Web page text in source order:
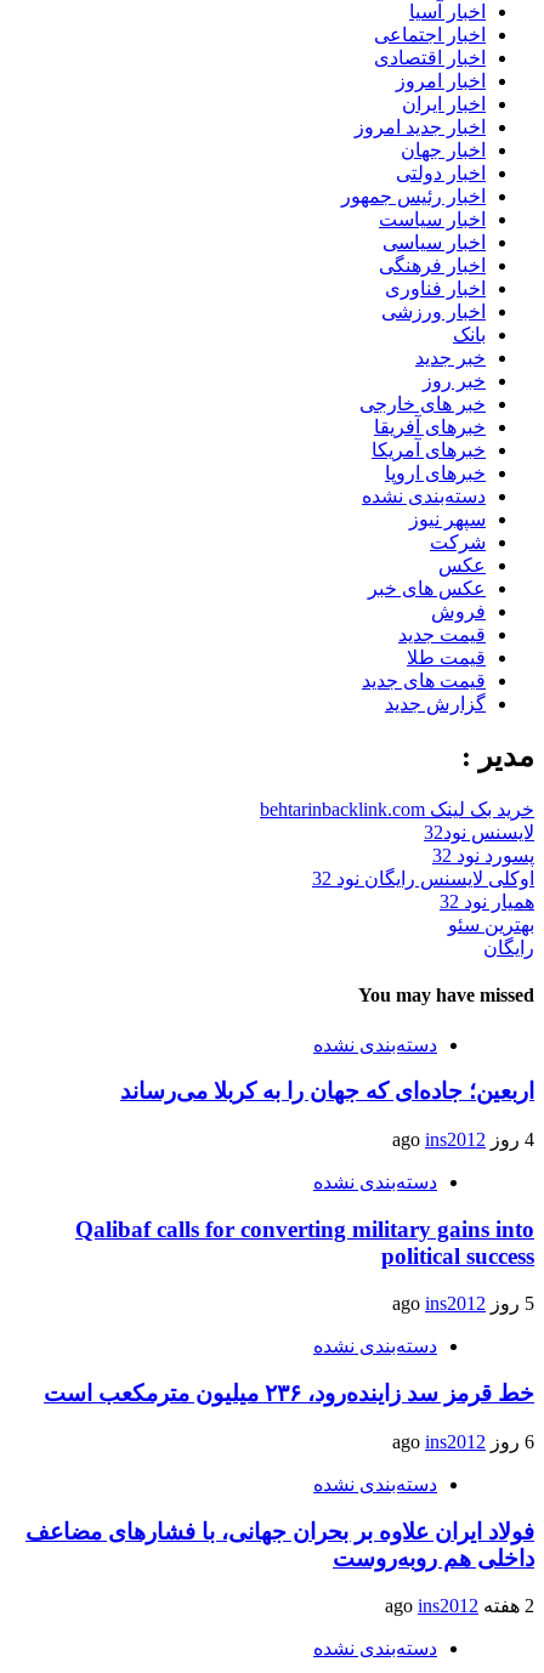
اخبار آسیا
اخبار اجتماعی
اخبار اقتصادی
اخبار امروز
اخبار ایران
اخبار جدید امروز
اخبار جهان
اخبار دولتی
اخبار رئیس جمهور
اخبار سیاست
اخبار سیاسی
اخبار فرهنگی
اخبار فناوری
اخبار ورزشی
بانک
خبر جدید
خبر روز
خبر های خارجی
خبرهای آفریقا
خبرهای آمریکا
خبرهای اروپا
دسته‌بندی نشده
سپهر نیوز
شرکت
عکس
عکس های خبر
فروش
قیمت جدید
قیمت طلا
قیمت های جدید
گزارش جدید
مدیر :
خرید بک لینک behtarinbacklink.com
لایسنس نود32
پسورد نود 32
اوکلی لایسنس رایگان نود 32
همیار نود 32
بهترین سئو
رایگان
You may have missed
دسته‌بندی نشده
اربعین؛ جاده‌ای که جهان را به کربلا می‌رساند
4 روز ago ins2012
دسته‌بندی نشده
Qalibaf calls for converting military gains into
political success
5 روز ago ins2012
دسته‌بندی نشده
خط قرمز سد زاینده‌رود، ۲۳۶ میلیون مترمکعب است
6 روز ago ins2012
دسته‌بندی نشده
فولاد ایران علاوه بر بحران جهانی، با فشارهای مضاعف
داخلی هم روبه‌روست
2 هفته ago ins2012
دسته‌بندی نشده